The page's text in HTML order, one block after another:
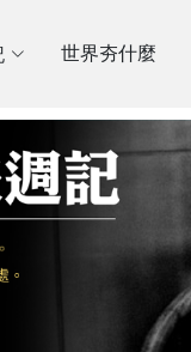
世界夯什麼